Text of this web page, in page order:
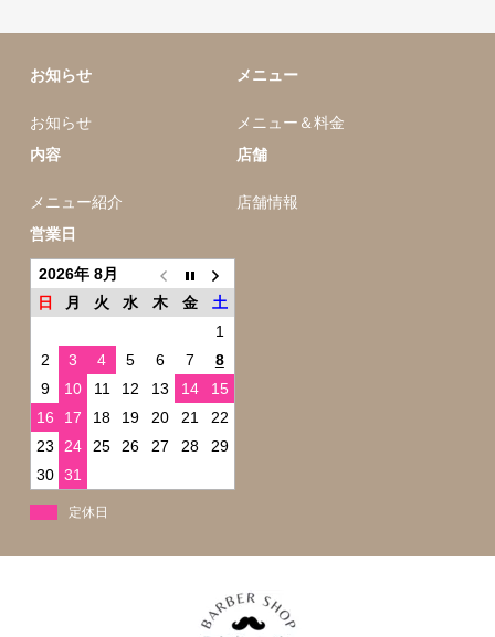
お知らせ
お知らせ
メニュー
メニュー＆料金
内容
メニュー紹介
店舗
店舗情報
営業日
2026年 8月
日
月 火 水 木 金
土
1
2
3 4 5 6 7
8
9
10 11 12 13 14
15
16
17 18 19 20 21
22
23
24 25 26 27 28
29
30 31
定休日